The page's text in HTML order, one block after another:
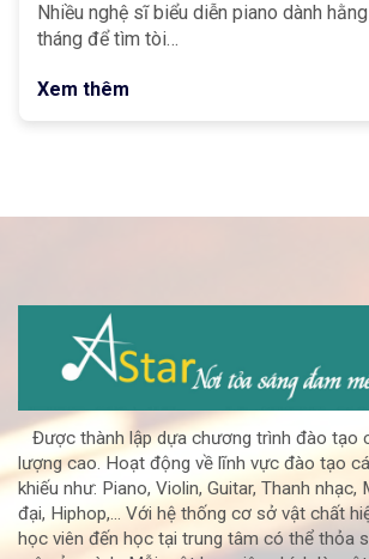
Nhiều nghệ sĩ biểu diễn piano dành
tháng để tìm tòi…
Xem thêm
Được thành lập dựa chương trình đào tạo
lượng cao. Hoạt động về lĩnh vực đào tạo
khiếu như: Piano, Violin, Guitar, Thanh nhạc,
đại, Hiphop,... Với hệ thống cơ sở vật chất
học viên đến học tại trung tâm có thể thỏa